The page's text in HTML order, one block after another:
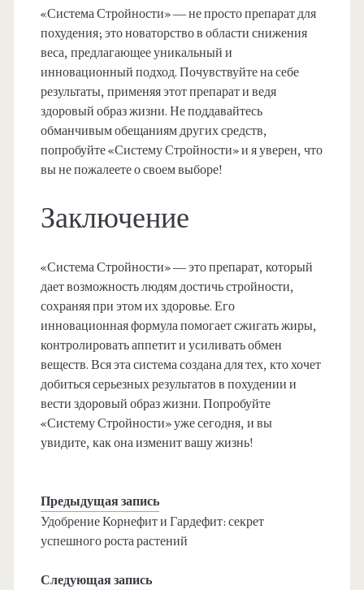
«Система Стройности» — не просто препарат для
похудения; это новаторство в области снижения
веса, предлагающее уникальный и
инновационный подход. Почувствуйте на себе
результаты, применяя этот препарат и ведя
здоровый образ жизни. Не поддавайтесь
обманчивым обещаниям других средств,
попробуйте «Систему Стройности» и я уверен, что
вы не пожалеете о своем выборе!
Заключение
«Система Стройности» — это препарат, который
дает возможность людям достичь стройности,
сохраняя при этом их здоровье. Его
инновационная формула помогает сжигать жиры,
контролировать аппетит и усиливать обмен
веществ. Вся эта система создана для тех, кто хочет
добиться серьезных результатов в похудении и
вести здоровый образ жизни. Попробуйте
«Систему Стройности» уже сегодня, и вы
увидите, как она изменит вашу жизнь!
Предыдущая запись
Удобрение Корнефит и Гардефит: секрет
успешного роста растений
Следующая запись